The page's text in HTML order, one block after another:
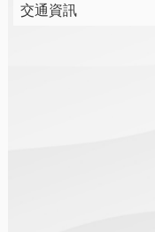
交通資訊